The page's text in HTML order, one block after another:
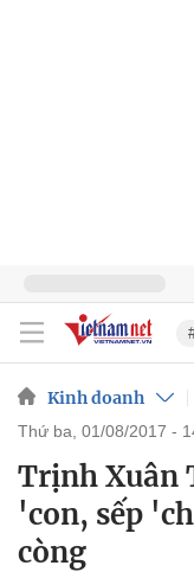
Kinh doanh
thứ ba, 01/08/2017 -
Trịnh Xuân
'con, sếp
còng